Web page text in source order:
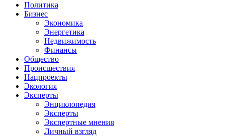
Политика
Бизнес
Экономика
Энергетика
Недвижимость
Финансы
Общество
Происшествия
Нацпроекты
Экология
Эксперты
Энциклопедия
Эксперты
Экспертные мнения
Личный взгляд